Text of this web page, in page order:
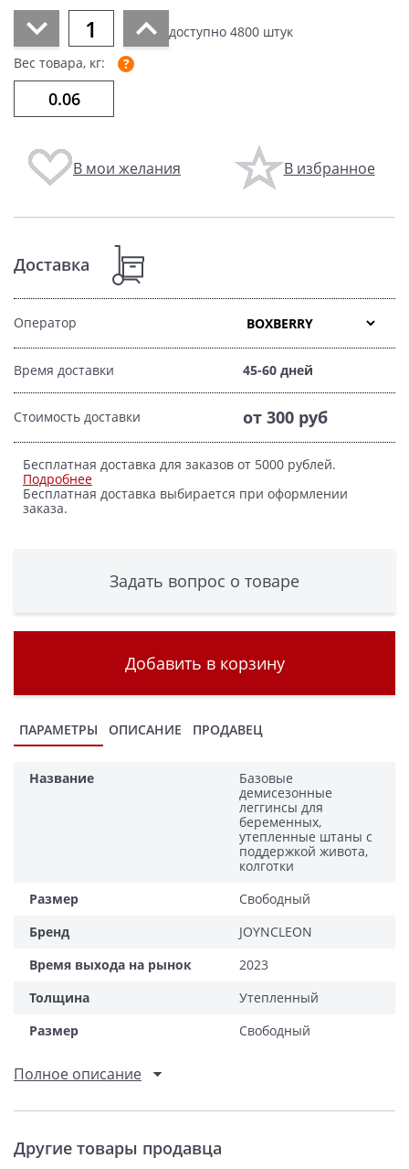
доступно 4800 штук
Вес товара, кг:
В мои желания В избранное
Доставка
Оператор
Время доставки 45-60 дней
Стоимость доставки от 300 руб
Бесплатная доставка для заказов от 5000 рублей.
Подробнее
Бесплатная доставка выбирается при оформлении
заказа.
Задать вопрос о товаре
Добавить в корзину
ПАРАМЕТРЫ ОПИСАНИЕ ПРОДАВЕЦ
Название
Базовые
демисезонные
леггинсы для
беременных,
утепленные штаны с
поддержкой живота,
колготки
Размер
Свободный
Бренд
JOYNCLEON
Время выхода на рынок
2023
Толщина
Утепленный
Размер
Свободный
Полное описание
Другие товары продавца